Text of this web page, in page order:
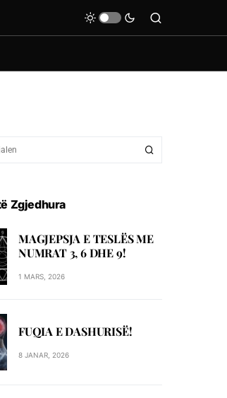
Zgjedhura
MAGJEPSJA E TESLËS ME
NUMRAT 3, 6 DHE 9!
1 MARS, 2026
FUQIA E DASHURISË!
8 JANAR, 2026